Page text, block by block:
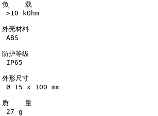
负    载
>10 kOhm
外壳材料
ABS
防护等级
外形尺寸
Ø 15 x 100 mm
质    量